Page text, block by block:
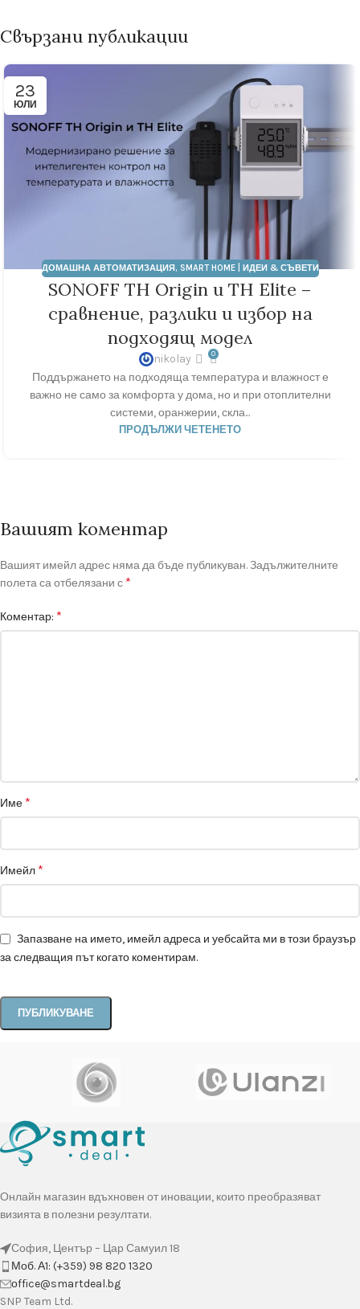
Свързани публикации
23
ЮЛИ
ДОМАШНА АВТОМАТИЗАЦИЯ, SMART HOME | ИДЕИ & СЪВЕТИ
SONOFF TH Origin и TH Elite –
сравнение, разлики и избор на
подходящ модел
nikolay 0
Поддържането на подходяща температура и влажност е
важно не само за комфорта у дома, но и при отоплителни
системи, оранжерии, скла...
ПРОДЪЛЖИ ЧЕТЕНЕТО
Вашият коментар
Вашият имейл адрес няма да бъде публикуван.Задължителните
полета са отбелязани с *
Коментар: *
Име *
Имейл *
Запазване на името, имейл адреса и уебсайта ми в този браузър
за следващия път когато коментирам.
Онлайн магазин вдъхновен от иновации, които преобразяват
визията в полезни резултати.
София, Център – Цар Самуил 18
Моб. А1: (+359) 98 820 1320
оffice@smartdeal.bg
SNP Team Ltd.